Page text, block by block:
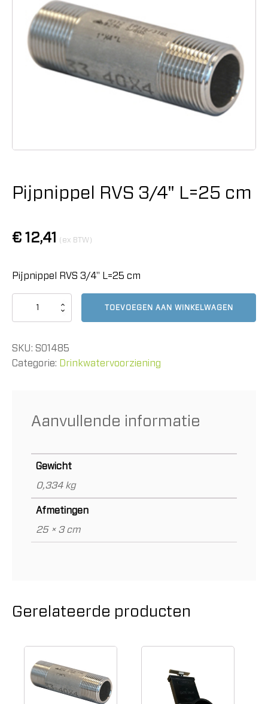
Pijpnippel RVS 3/4" L=25 cm
€ 12,41 (ex BTW)
Pijpnippel RVS 3/4" L=25 cm
Pijpnippel
cm
aantal
TOEVOEGEN AAN WINKELWAGEN
SKU: S01485
Categorie:
Drinkwatervoorziening
Aanvullende informatie
Gewicht
0,334 kg
Afmetingen
25 × 3 cm
Gerelateerde producten